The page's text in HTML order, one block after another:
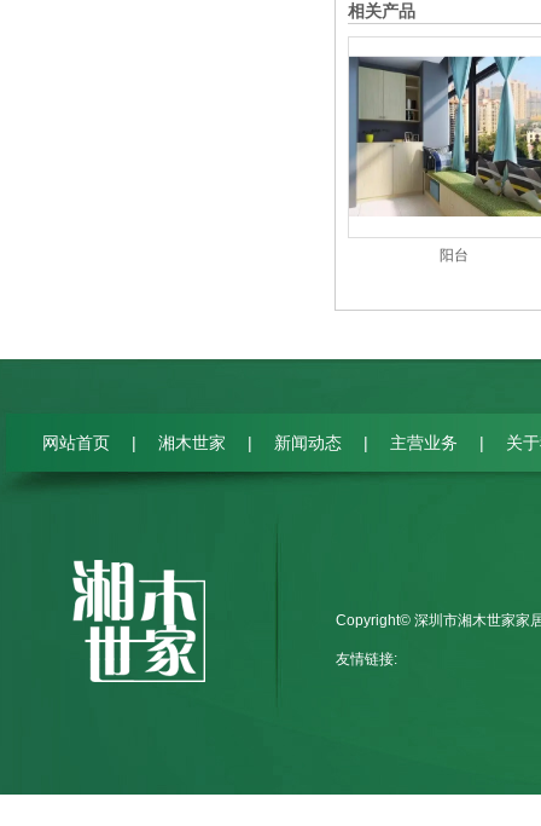
相关产品
阳台
网站首页 | 湘木世家 | 新闻动态 | 主营业务 | 关
Copyright© 深圳市湘木世家家
友情链接: